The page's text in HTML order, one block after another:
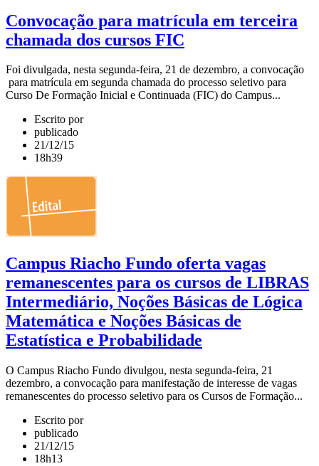
Convocação para matrícula em terceira
chamada dos cursos FIC
Foi divulgada, nesta segunda-feira, 21 de dezembro, a convocação
para matrícula em segunda chamada do processo seletivo para
Curso De Formação Inicial e Continuada (FIC) do Campus...
Escrito por
publicado
21/12/15
18h39
Campus Riacho Fundo oferta vagas
remanescentes para os cursos de LIBRAS
Intermediário, Noções Básicas de Lógica
Matemática e Noções Básicas de
Estatística e Probabilidade
O Campus Riacho Fundo divulgou, nesta segunda-feira, 21
dezembro, a convocação para manifestação de interesse de vagas
remanescentes do processo seletivo para os Cursos de Formação...
Escrito por
publicado
21/12/15
18h13